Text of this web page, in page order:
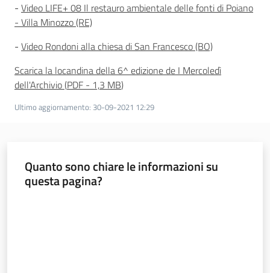
- Video LIFE+ 08 Il restauro ambientale delle fonti di Poiano
- Villa Minozzo (RE)
- Video Rondoni alla chiesa di San Francesco (BO)
Scarica la locandina della 6^ edizione de I Mercoledì
dell'Archivio(PDF - 1,3 MB)
Ultimo aggiornamento: 30-09-2021 12:29
Quanto sono chiare le informazioni su
questa pagina?